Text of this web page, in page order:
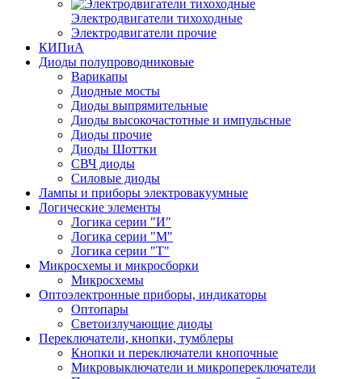
Электродвигатели тихоходные
Электродвигатели прочие
КИПиА
Диоды полупроводниковые
Варикапы
Диодные мосты
Диоды выпрямительные
Диоды высокочастотные и импульсные
Диоды прочие
Диоды Шоттки
СВЧ диоды
Силовые диоды
Лампы и приборы электровакуумные
Логические элементы
Логика серии "И"
Логика серии "М"
Логика серии "Т"
Микросхемы и микросборки
Микросхемы
Оптоэлектронные приборы, индикаторы
Оптопары
Светоизлучающие диоды
Переключатели, кнопки, тумблеры
Кнопки и переключатели кнопочные
Микровыключатели и микропереключатели